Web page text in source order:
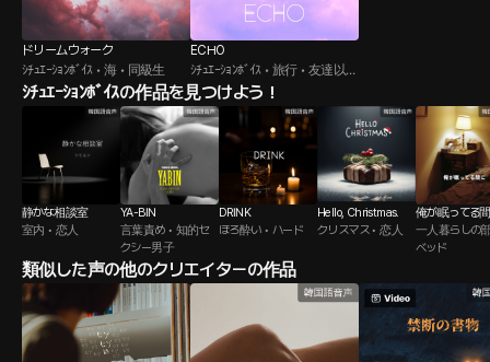
ドリームウォーク
ｼﾁｭｴｰｼｮﾝﾎﾞｲｽ • 海 • 同級生
ECHO
ｼﾁｭｴｰｼｮﾝﾎﾞｲｽ • 旅行 • 友達以上
恋人未満
ｼﾁｭｴｰｼｮﾝﾎﾞｲｽの作品を見つけよう！
静かな相談室
室内 • 恋人
YA-BIN
言葉責め • 知的セ
クシー男子
DRINK
ほろ酔い • ハード
Hello, Christmas.
クリスマス • 恋人
俺が眠ってる
一人暮らしの
ベッド
類似した声の他のクリエイターの作品